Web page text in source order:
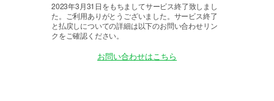
2023年3月31日をもちましてサービス終了致しまし
た。
ご利用ありがとうございました。サービス終了
と払戻しについての詳細は以下のお問い合わせリン
クをご確認ください。
お問い合わせはこちら